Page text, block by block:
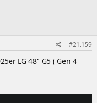
#21.159
LG 48" G5 ( Gen 4